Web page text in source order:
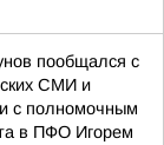
пообщался с
СМИ и
с полномочным
в ПФО Игорем